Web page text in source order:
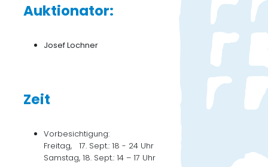
Auktionator:
Josef Lochner
Zeit
Vorbesichtigung:
Freitag, 17. Sept.: 18 - 24 Uhr
Samstag, 18. Sept.: 14 – 17 Uhr